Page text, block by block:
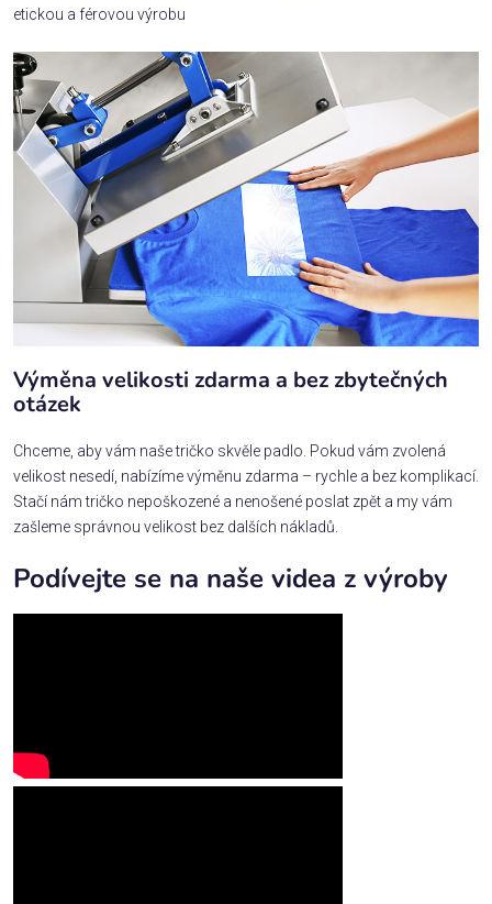
etickou a férovou výrobu
Výměna velikosti zdarma a bez zbytečných
otázek
Chceme, aby vám naše tričko skvěle padlo. Pokud vám zvolená
velikost nesedí, nabízíme výměnu zdarma – rychle a bez komplikací.
Stačí nám tričko nepoškozené a nenošené poslat zpět a my vám
zašleme správnou velikost bez dalších nákladů.
Podívejte se na naše videa z výroby